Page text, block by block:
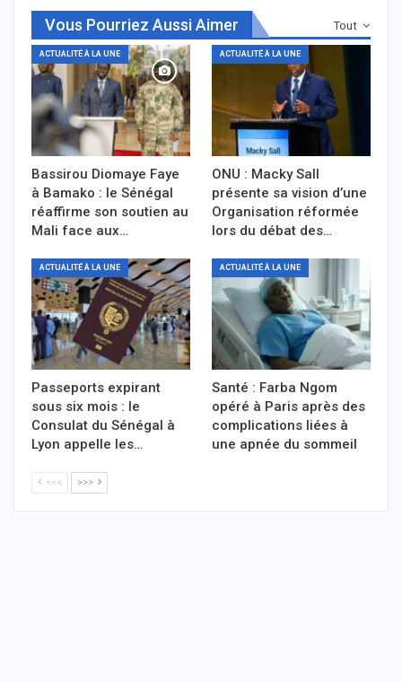
Tout
Vous Pourriez Aussi Aimer
ACTUALITÉ À LA UNE
Bassirou Diomaye Faye
à Bamako : le Sénégal
réaffirme son soutien au
Mali face aux…
ACTUALITÉ À LA UNE
ONU : Macky Sall
présente sa vision d’une
Organisation réformée
lors du débat des…
ACTUALITÉ À LA UNE
Passeports expirant
sous six mois : le
Consulat du Sénégal à
Lyon appelle les…
ACTUALITÉ À LA UNE
Santé : Farba Ngom
opéré à Paris après des
complications liées à
une apnée du sommeil
<<< >>>